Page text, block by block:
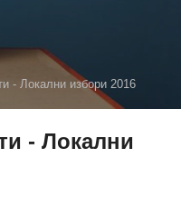
- Локални избори 2016
- Локални